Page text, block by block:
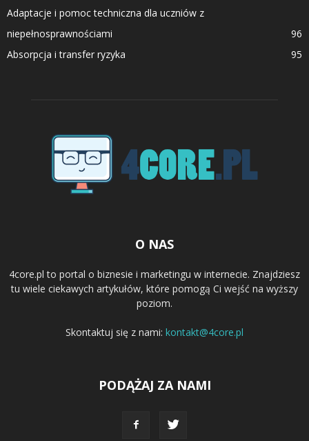
Adaptacje i pomoc techniczna dla uczniów z
niepełnosprawnościami
96
Absorpcja i transfer ryzyka
95
O NAS
4core.pl to portal o biznesie i marketingu w internecie. Znajdziesz
tu wiele ciekawych artykułów, które pomogą Ci wejść na wyższy
poziom.
Skontaktuj się z nami: kontakt@4core.pl
PODĄŻAJ ZA NAMI